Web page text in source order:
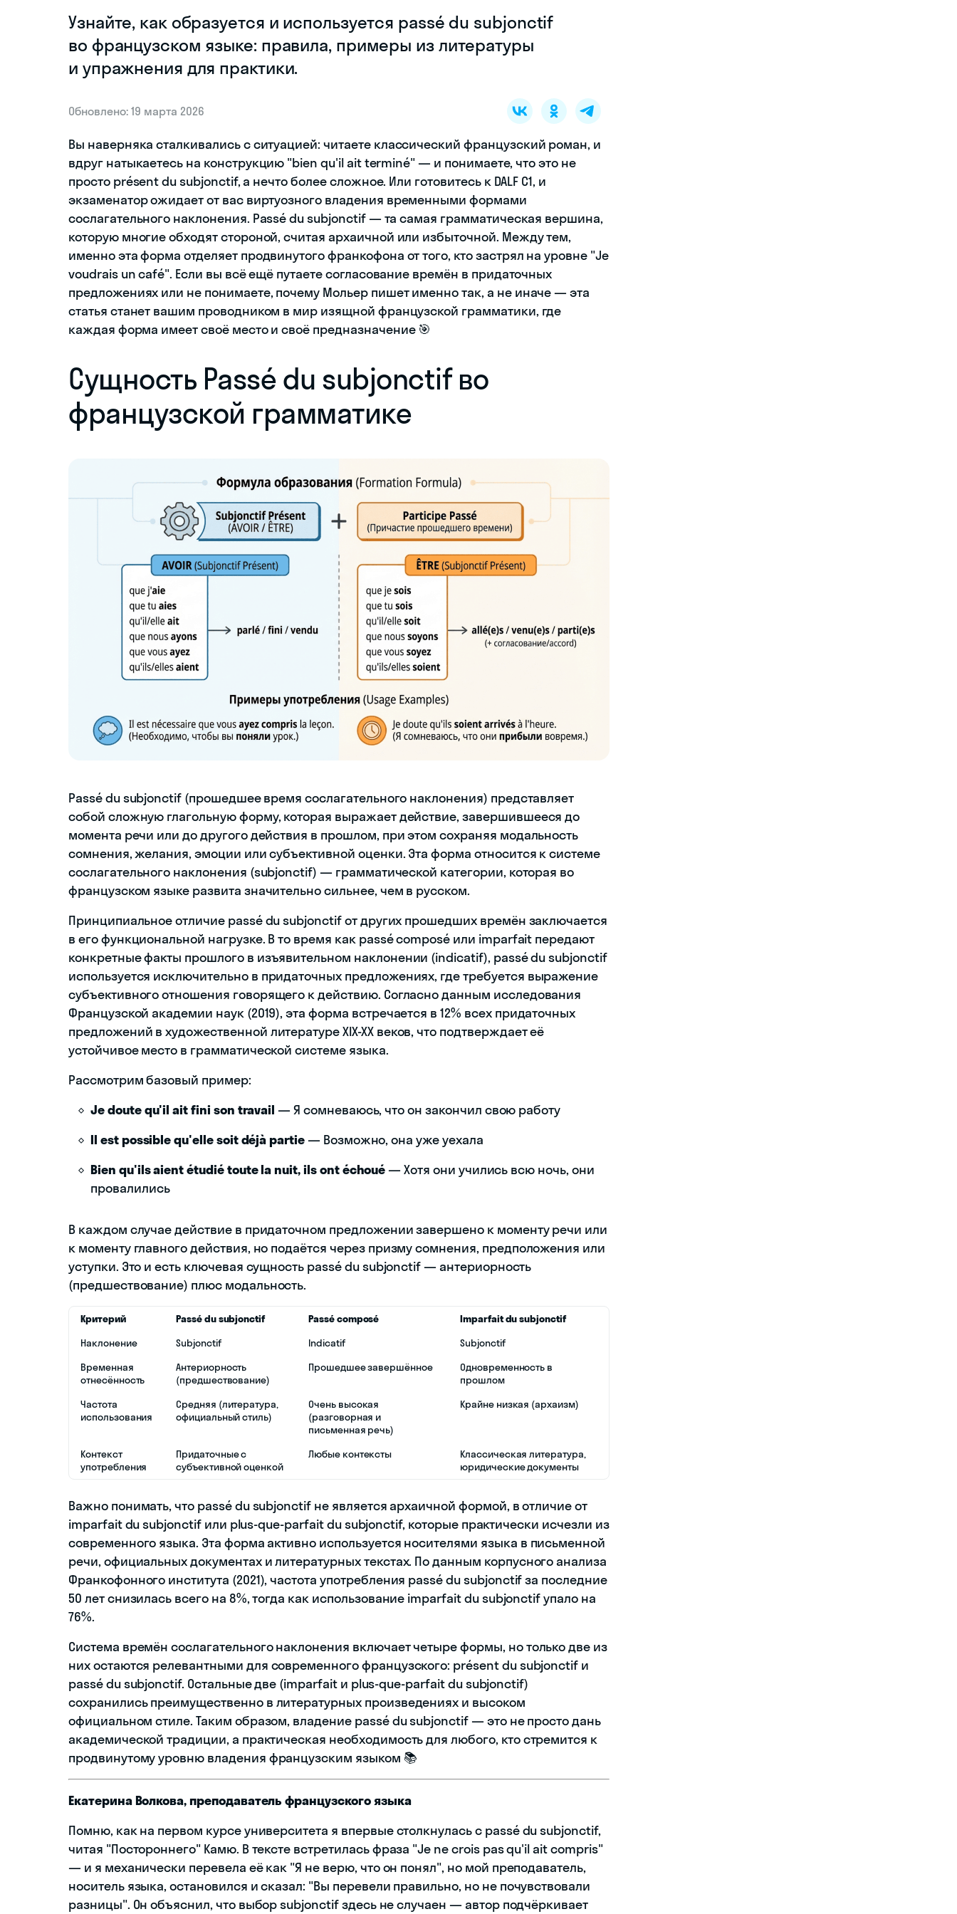
Узнайте, как образуется и используется passé du subjonctif
во французском языке: правила, примеры из литературы
и упражнения для практики.
Обновлено: 19 марта 2026
Вы наверняка сталкивались с ситуацией: читаете классический французский роман, и
вдруг натыкаетесь на конструкцию "bien qu'il ait terminé" — и понимаете, что это не
просто présent du subjonctif, а нечто более сложное. Или готовитесь к DALF C1, и
экзаменатор ожидает от вас виртуозного владения временными формами
сослагательного наклонения. Passé du subjonctif — та самая грамматическая вершина,
которую многие обходят стороной, считая архаичной или избыточной. Между тем,
именно эта форма отделяет продвинутого франкофона от того, кто застрял на уровне "Je
voudrais un café". Если вы всё ещё путаете согласование времён в придаточных
предложениях или не понимаете, почему Мольер пишет именно так, а не иначе — эта
статья станет вашим проводником в мир изящной французской грамматики, где
каждая форма имеет своё место и своё предназначение 🎯
Сущность Passé du subjonctif во
французской грамматике
Passé du subjonctif (прошедшее время сослагательного наклонения) представляет
собой сложную глагольную форму, которая выражает действие, завершившееся до
момента речи или до другого действия в прошлом, при этом сохраняя модальность
сомнения, желания, эмоции или субъективной оценки. Эта форма относится к системе
сослагательного наклонения (subjonctif) — грамматической категории, которая во
французском языке развита значительно сильнее, чем в русском.
Принципиальное отличие passé du subjonctif от других прошедших времён заключается
в его функциональной нагрузке. В то время как passé composé или imparfait передают
конкретные факты прошлого в изъявительном наклонении (indicatif), passé du subjonctif
используется исключительно в придаточных предложениях, где требуется выражение
субъективного отношения говорящего к действию. Согласно данным исследования
Французской академии наук (2019), эта форма встречается в 12% всех придаточных
предложений в художественной литературе XIX-XX веков, что подтверждает её
устойчивое место в грамматической системе языка.
Рассмотрим базовый пример:
Je doute qu'il ait fini son travail — Я сомневаюсь, что он закончил свою работу
Il est possible qu'elle soit déjà partie— Возможно, она уже уехала
Bien qu'ils aient étudié toute la nuit, ils ont échoué— Хотя они учились всю ночь, они
провалились
В каждом случае действие в придаточном предложении завершено к моменту речи или
к моменту главного действия, но подаётся через призму сомнения, предположения или
уступки. Это и есть ключевая сущность passé du subjonctif — антериорность
(предшествование) плюс модальность.
Критерий Passé du subjonctif Passé composé
Imparfait du subjonctif
Наклонение
Subjonctif Indicatif
Subjonctif
Временная
отнесённость
Антериорность
(предшествование)
Прошедшее завершённое
Одновременность в
прошлом
Частота
использования
Средняя (литература,
официальный стиль)
Очень высокая
(разговорная и
письменная речь)
Крайне низкая (архаизм)
Контекст
употребления
Придаточные с
субъективной оценкой
Любые контексты
Классическая литература,
юридические документы
Важно понимать, что passé du subjonctif не является архаичной формой, в отличие от
imparfait du subjonctif или plus-que-parfait du subjonctif, которые практически исчезли из
современного языка. Эта форма активно используется носителями языка в письменной
речи, официальных документах и литературных текстах. По данным корпусного анализа
Франкофонного института (2021), частота употребления passé du subjonctif за последние
50 лет снизилась всего на 8%, тогда как использование imparfait du subjonctif упало на
76%.
Система времён сослагательного наклонения включает четыре формы, но только две из
них остаются релевантными для современного французского: présent du subjonctif и
passé du subjonctif. Остальные две (imparfait и plus-que-parfait du subjonctif)
сохранились преимущественно в литературных произведениях и высоком
официальном стиле. Таким образом, владение passé du subjonctif — это не просто дань
академической традиции, а практическая необходимость для любого, кто стремится к
продвинутому уровню владения французским языком 📚
Екатерина Волкова, преподаватель французского языка
Помню, как на первом курсе университета я впервые столкнулась с passé du subjonctif,
читая "Постороннего" Камю. В тексте встретилась фраза "Je ne crois pas qu'il ait compris"
— и я механически перевела её как "Я не верю, что он понял", но мой преподаватель,
носитель языка, остановился и сказал: "Вы перевели правильно, но не почувствовали
разницы". Он объяснил, что выбор subjonctif здесь не случаен — автор подчёркивает